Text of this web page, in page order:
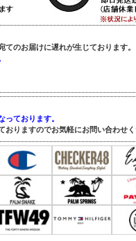
のお届けに遅れが生じております。
っております。
りますのでお気軽にお問い合わせく